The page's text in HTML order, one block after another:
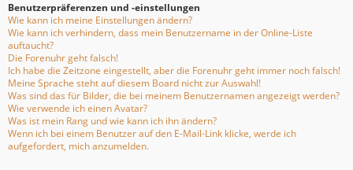
Benutzerpräferenzen und -einstellungen
Wie kann ich meine Einstellungen ändern?
Wie kann ich verhindern, dass mein Benutzername in der Online-Liste
auftaucht?
Die Forenuhr geht falsch!
Ich habe die Zeitzone eingestellt, aber die Forenuhr geht immer noch falsch!
Meine Sprache steht auf diesem Board nicht zur Auswahl!
Was sind das für Bilder, die bei meinem Benutzernamen angezeigt werden?
Wie verwende ich einen Avatar?
Was ist mein Rang und wie kann ich ihn ändern?
Wenn ich bei einem Benutzer auf den E-Mail-Link klicke, werde ich
aufgefordert, mich anzumelden.